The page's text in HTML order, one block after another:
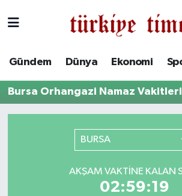
Gündem Dünya Ekonomi
Bursa Orhangazi Namaz Vakitleri
BURSA
AKŞAM VAKTINE KALAN
02:59:19
Ekonomi
Savunma - Teknoloji
Süper Lig Puan Durumu ve
Tüm Manşetler
Son Dakika Haberleri